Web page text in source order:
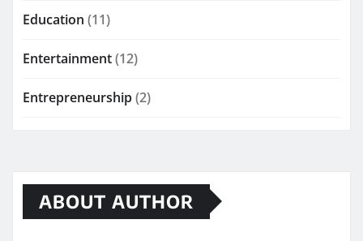
Education (11)
Entertainment(12)
Entrepreneurship(2)
ABOUT AUTHOR